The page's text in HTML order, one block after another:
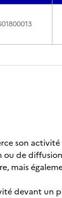
son
de
mais
devant un